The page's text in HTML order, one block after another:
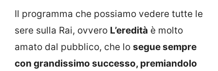
Il programma che possiamo vedere tutte le
sere sulla Rai, ovvero L’eredità è molto
amato dal pubblico, che lo segue sempre
con grandissimo successo, premiandolo